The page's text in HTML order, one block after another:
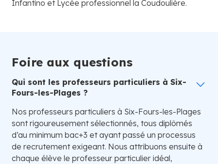
Infantino et Lycée professionnel la Coudoulière.
Foire aux questions
Qui sont les professeurs particuliers à Six-
Fours-les-Plages ?
Nos professeurs particuliers à Six-Fours-les-Plages
sont rigoureusement sélectionnés, tous diplômés
d’au minimum bac+3 et ayant passé un processus
de recrutement exigeant. Nous attribuons ensuite à
chaque élève le professeur particulier idéal,